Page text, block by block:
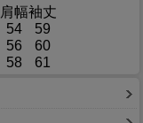
肩幅袖丈
54
59
56
60
58 61